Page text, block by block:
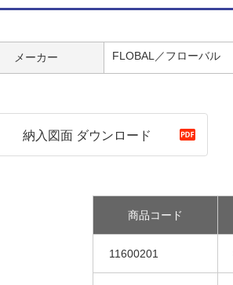
メーカー FLOBAL／フローバル
納入図面 ダウンロード
商品コード
11600201